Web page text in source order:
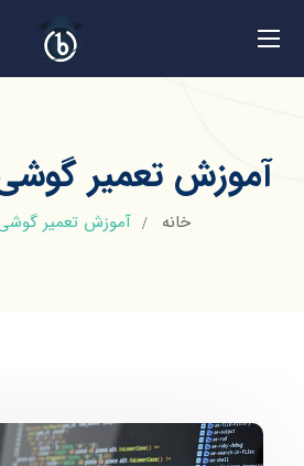
آموزش تعمیر
خانه آموزش تعمیر